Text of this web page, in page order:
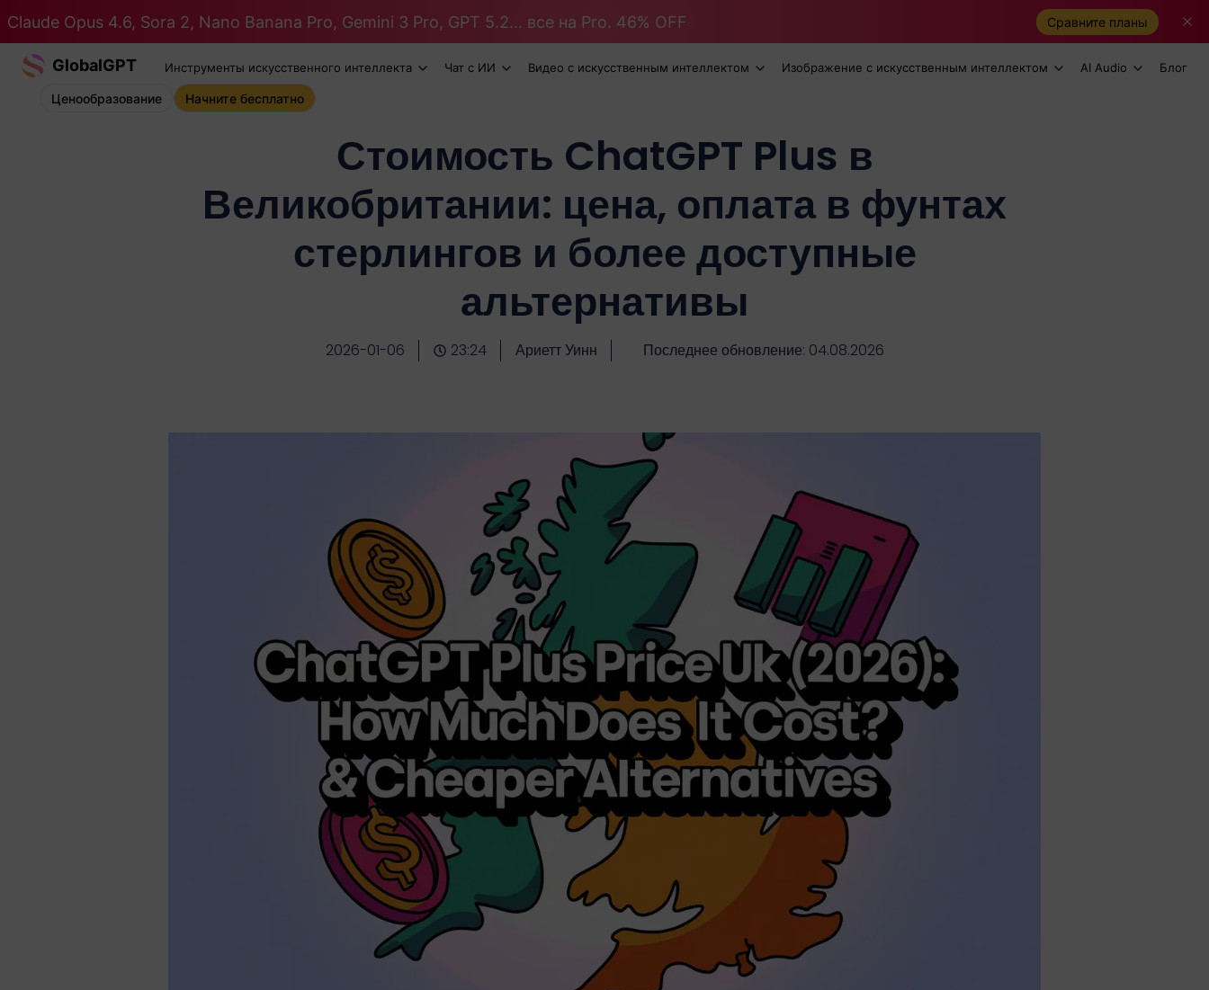
Claude Opus 4.6, Sora 2, Nano Banana Pro, Gemini 3 Pro, GPT 5.2... все на Pro. 46% OFF Сравните планы
GlobalGPT Инструменты искусственного интеллекта Чат с ИИ Видео с искусственным интеллектом Изображение с искусственным интеллектом AI Audio Блог
Ценообразование Начните бесплатно
Стоимость ChatGPT Plus в
Великобритании: цена, оплата в фунтах
стерлингов и более доступные
альтернативы
2026-01-06 23:24 Ариетт Уинн Последнее обновление: 04.08.2026